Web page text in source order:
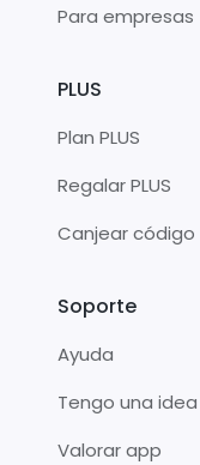
Para empresas
PLUS
Plan PLUS
Regalar PLUS
Canjear código
Soporte
Ayuda
Tengo una idea
Valorar app